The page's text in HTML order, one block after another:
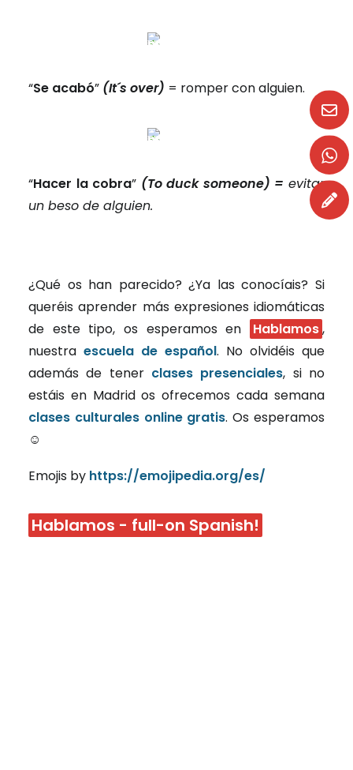
“Se acabó” (It´s over) = romper con alguien.
“Hacer la cobra” (To duck someone) =evitar
un beso de alguien.
¿Qué os han parecido? ¿Ya las conocíais? Si
queréis aprender más expresiones idiomáticas
de este tipo, os esperamos en
Hablamos,
nuestra escuela de español. No olvidéis que
además de tener clases presenciales, si no
estáis en Madrid os ofrecemos cada semana
clases culturales online gratis. Os esperamos
☺
Emojis by https://emojipedia.org/es/
Hablamos - full-on Spanish!